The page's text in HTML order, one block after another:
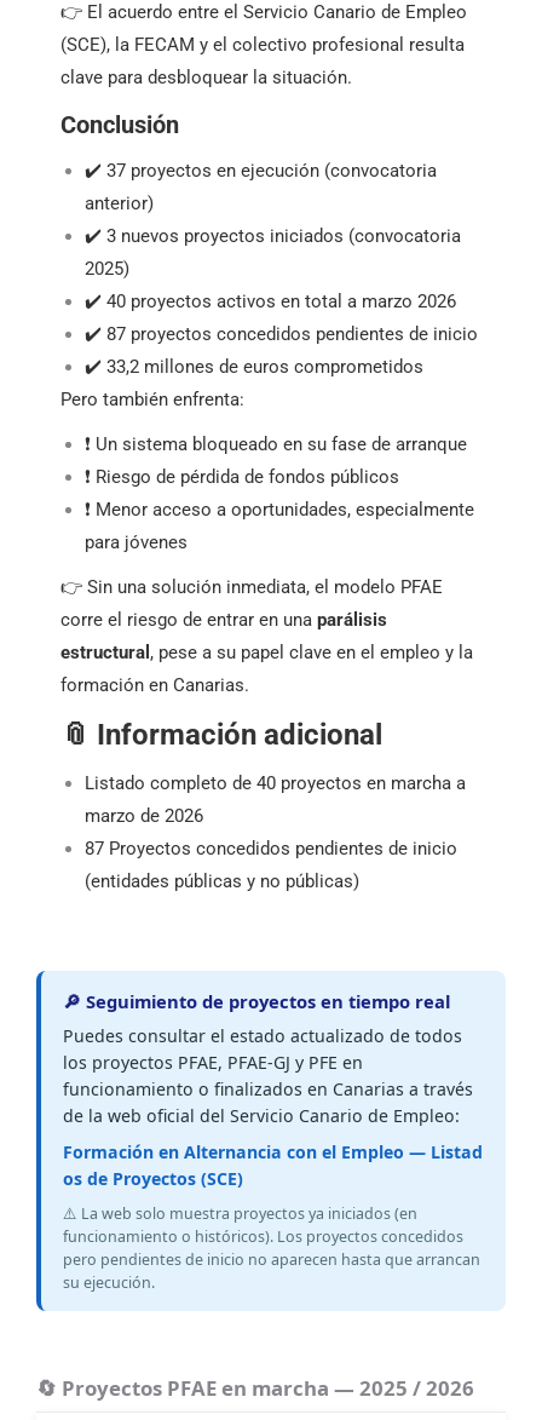
👉 El acuerdo entre el Servicio Canario de Empleo
(SCE), la FECAM y el colectivo profesional resulta
clave para desbloquear la situación.
Conclusión
✔️ 37 proyectos en ejecución (convocatoria
anterior)
✔️ 3 nuevos proyectos iniciados (convocatoria
2025)
✔️ 40 proyectos activos en total a marzo 2026
✔️ 87 proyectos concedidos pendientes de inicio
✔️ 33,2 millones de euros comprometidos
Pero también enfrenta:
❗ Un sistema bloqueado en su fase de arranque
❗ Riesgo de pérdida de fondos públicos
❗ Menor acceso a oportunidades, especialmente
para jóvenes
👉 Sin una solución inmediata, el modelo PFAE
corre el riesgo de entrar en una parálisis
estructural , pese a su papel clave en el empleo y la
formación en Canarias.
📎 Información adicional
Listado completo de 40 proyectos en marcha a
marzo de 2026
87 Proyectos concedidos pendientes de inicio
(entidades públicas y no públicas)
🔎 Seguimiento de proyectos en tiempo real
Puedes consultar el estado actualizado de todos
los proyectos PFAE, PFAE-GJ y PFE en
funcionamiento o finalizados en Canarias a través
de la web oficial del Servicio Canario de Empleo:
Formación en Alternancia con el Empleo — Listad
os de Proyectos (SCE)
⚠️ La web solo muestra proyectos ya iniciados (en
funcionamiento o históricos). Los proyectos concedidos
pero pendientes de inicio no aparecen hasta que arrancan
su ejecución.
🔄 Proyectos PFAE en marcha — 2025 / 2026